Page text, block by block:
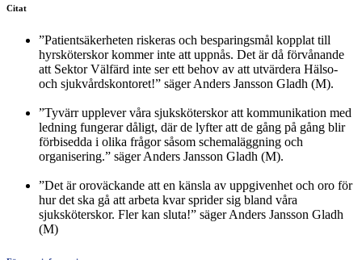
Citat
”Patientsäkerheten riskeras och besparingsmål kopplat till
hyrsköterskor kommer inte att uppnås. Det är då förvånande
att Sektor Välfärd inte ser ett behov av att utvärdera Hälso-
och sjukvårdskontoret!” säger Anders Jansson Gladh (M).
”Tyvärr upplever våra sjuksköterskor att kommunikation med
ledning fungerar dåligt, där de lyfter att de gång på gång blir
förbisedda i olika frågor såsom schemaläggning och
organisering.” säger Anders Jansson Gladh (M).
”Det är oroväckande att en känsla av uppgivenhet och oro för
hur det ska gå att arbeta kvar sprider sig bland våra
sjuksköterskor. Fler kan sluta!” säger Anders Jansson Gladh
(M)